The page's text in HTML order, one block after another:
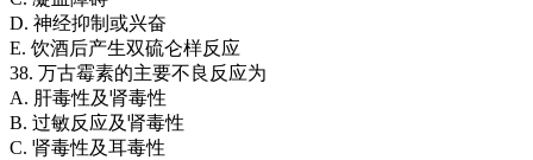
D. 神经抑制或兴奋
E. 饮酒后产生双硫仑样反应
38. 万古霉素的主要不良反应为
A. 肝毒性及肾毒性
B. 过敏反应及肾毒性
C. 肾毒性及耳毒性